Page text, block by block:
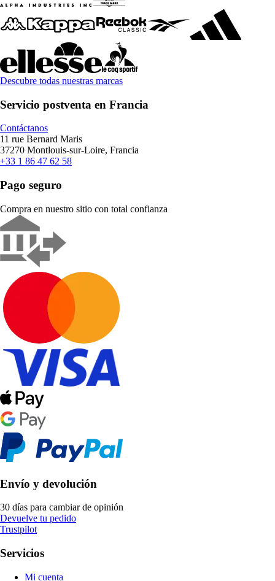
Descubre todas nuestras marcas
Servicio postventa en Francia
Contáctanos
11 rue Bernard Maris
37270 Montlouis-sur-Loire, Francia
+33 1 86 47 62 58
Pago seguro
Compra en nuestro sitio con total confianza
Envío y devolución
30 días para cambiar de opinión
Devuelve tu pedido
Trustpilot
Servicios
Mi cuenta